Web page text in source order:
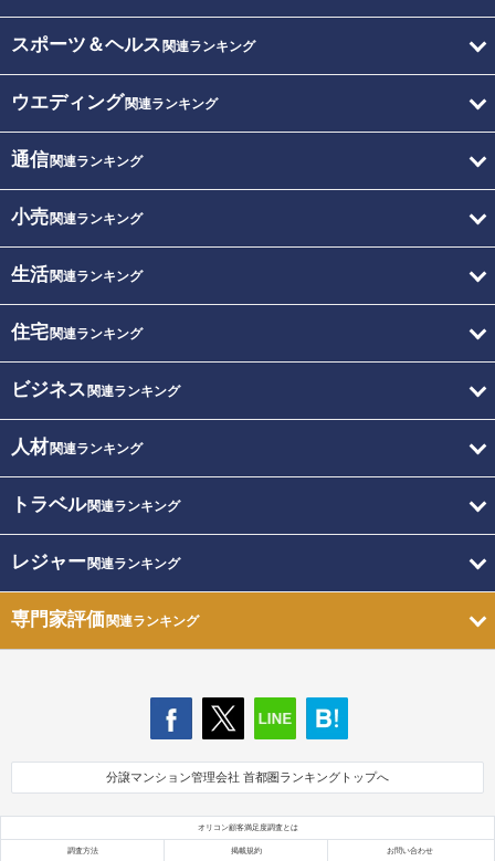
スポーツ＆ヘルス 関連ランキング
ウエディング関連ランキング
通信関連ランキング
小売関連ランキング
生活関連ランキング
住宅関連ランキング
ビジネス 関連ランキング
人材関連ランキング
トラベル関連ランキング
レジャー関連ランキング
専門家評価関連ランキング
分譲マンション管理会社 首都圏ランキングトップへ
オリコン顧客満足度調査とは
調査方法 掲載規約 お問い合わせ